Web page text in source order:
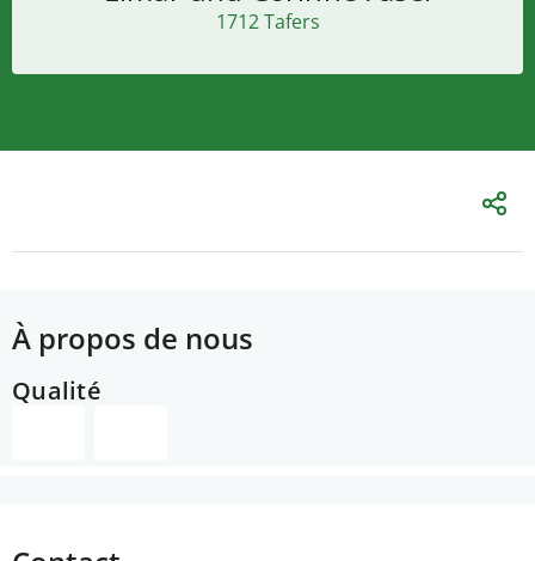
1712 Tafers
À propos de nous
Qualité